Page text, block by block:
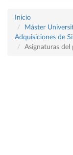
Inicio
Máster
Adquisiciones de
Asignaturas